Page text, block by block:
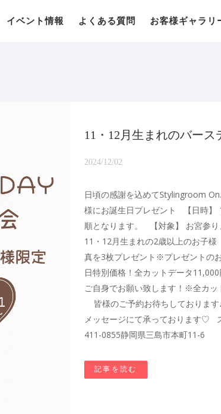
イベント情報 よくある質問 お客様ギャラリ
11・12月生まれのバース
2024/12/02
日頃の感謝を込めてStylingroom
様にお誕生日プレゼント 【日時】
順となります。 【対象】 お宮参り
11・12月生まれの2歳以上のお子
真を3枚プレゼント※プレゼントの
日特別価格！全カットデータ
ご自身でお願い致します！※全カ
皆様のご予約お待ちしております
メッセージにて承っております♡
411-0855静岡県三島市本町11-6
記事を読む